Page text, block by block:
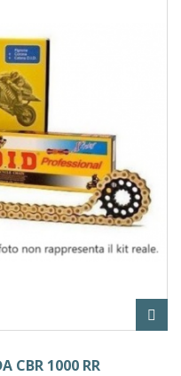
CBR 1000 RR